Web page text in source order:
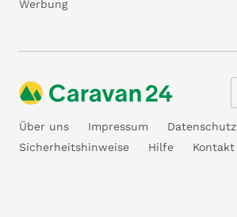
Werbung
Über uns Impressum Datenschutz
Sicherheitshinweise
Hilfe Kontakt